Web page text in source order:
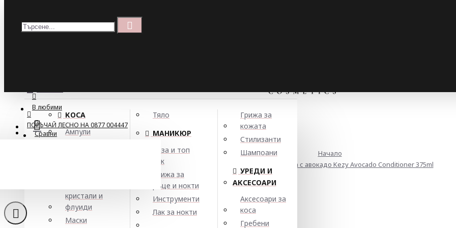
Кошница
В любими
Сравни
КОСА
Ампули
кристали и
флуиди
Маски
Тяло
МАНИКЮР
База и топ
лак
Грижа за
ръце и нокти
Инструменти
Лак за нокти
Грижа за
кожата
Стилизанти
Шампоани
УРЕДИ И
АКСЕСОАРИ
Аксесоари за
коса
Гребени
ПОРЪЧАЙ ЛЕСНО НА 0877 004447
Начало
Балсам за суха коса с авокадо Kezy Avocado Conditioner 375ml